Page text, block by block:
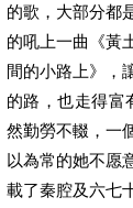
的歌，大部分都
的吼上一曲《黃
間的小路上》，
的路，也走得富
然勤勞不輟，一
以為常的她不愿
載了秦腔及六七